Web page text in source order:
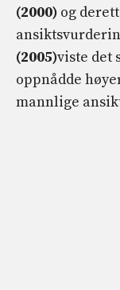
(2000) og
(2005)viste det
oppnådde
mannlige